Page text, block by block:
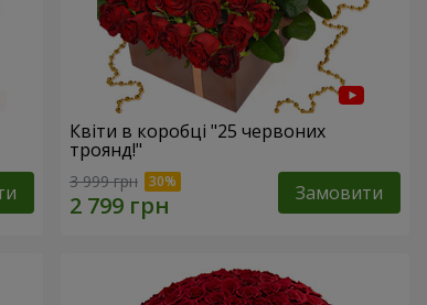
Квіти в коробці "25 червоних
троянд!"
3 999 грн Замовити